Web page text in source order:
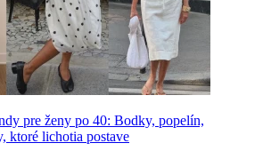
pre ženy po 40: Bodky, popelín,
ktoré lichotia postave